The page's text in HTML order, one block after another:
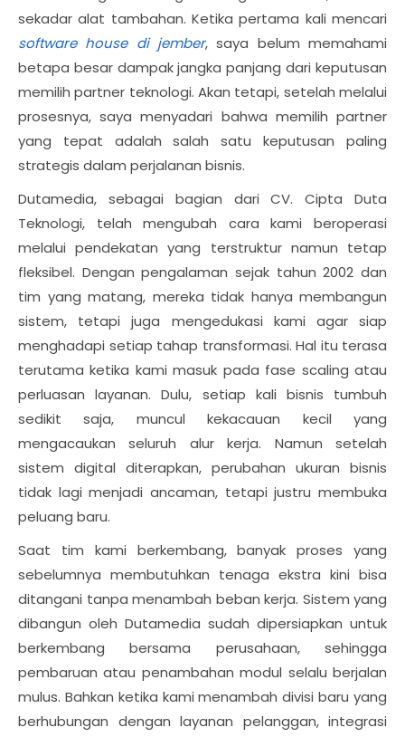
sekadar alat tambahan. Ketika pertama kali mencari
software house di jember, saya belum memahami
betapa besar dampak jangka panjang dari keputusan
memilih partner teknologi. Akan tetapi, setelah melalui
prosesnya, saya menyadari bahwa memilih partner
yang tepat adalah salah satu keputusan paling
strategis dalam perjalanan bisnis.
Dutamedia, sebagai bagian dari CV. Cipta Duta
Teknologi, telah mengubah cara kami beroperasi
melalui pendekatan yang terstruktur namun tetap
fleksibel. Dengan pengalaman sejak tahun 2002 dan
tim yang matang, mereka tidak hanya membangun
sistem, tetapi juga mengedukasi kami agar siap
menghadapi setiap tahap transformasi. Hal itu terasa
terutama ketika kami masuk pada fase scaling atau
perluasan layanan. Dulu, setiap kali bisnis tumbuh
sedikit saja, muncul kekacauan kecil yang
mengacaukan seluruh alur kerja. Namun setelah
sistem digital diterapkan, perubahan ukuran bisnis
tidak lagi menjadi ancaman, tetapi justru membuka
peluang baru.
Saat tim kami berkembang, banyak proses yang
sebelumnya membutuhkan tenaga ekstra kini bisa
ditangani tanpa menambah beban kerja. Sistem yang
dibangun oleh Dutamedia sudah dipersiapkan untuk
berkembang bersama perusahaan, sehingga
pembaruan atau penambahan modul selalu berjalan
mulus. Bahkan ketika kami menambah divisi baru yang
berhubungan dengan layanan pelanggan, integrasi